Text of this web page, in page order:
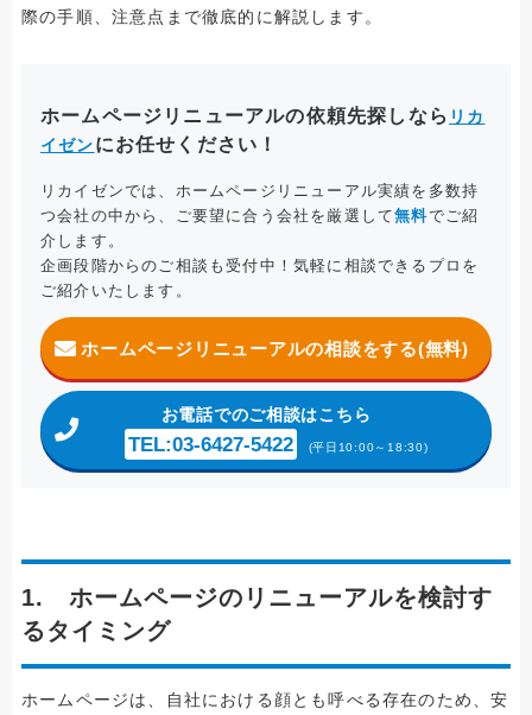
際の手順、注意点まで徹底的に解説します。
ホームページリニューアルの依頼先探しなら リカ
イゼンにお任せください！
リカイゼンでは、ホームページリニューアル実績を多数持
つ会社の中から、ご要望に合う会社を厳選して無料でご紹
介します。
企画段階からのご相談も受付中！気軽に相談できるプロを
ご紹介いたします。
ホームページリニューアルの相談をする(無料)
お電話でのご相談はこちら
TEL:03-6427-5422 (平日10:00～18:30)
1. ホームページのリニューアルを検討す
るタイミング
ホームページは、自社における顔とも呼べる存在のため、安